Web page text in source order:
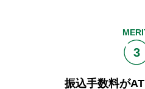
3
振込手数料が